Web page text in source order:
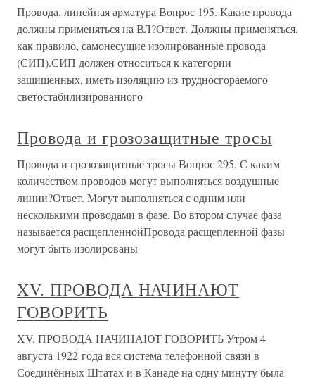
Провода. линейная арматура Вопрос 195. Какие провода
должны применяться на ВЛ?Ответ. Должны применяться,
как правило, самонесущие изолированные провода
(СИП).СИП должен относиться к категории
защищенных, иметь изоляцию из трудносгораемого
светостабилизированного
Провода и грозозащитные тросы
Провода и грозозащитные тросы Вопрос 295. С каким
количеством проводов могут выполняться воздушные
линии?Ответ. Могут выполняться с одним или
несколькими проводами в фазе. Во втором случае фаза
называется расщепленнойПровода расщепленной фазы
могут быть изолированы
XV. ПРОВОДА НАЧИНАЮТ
ГОВОРИТЬ
XV. ПРОВОДА НАЧИНАЮТ ГОВОРИТЬ Утром 4
августа 1922 года вся система телефонной связи в
Соединённых Штатах и в Канаде на одну минуту была